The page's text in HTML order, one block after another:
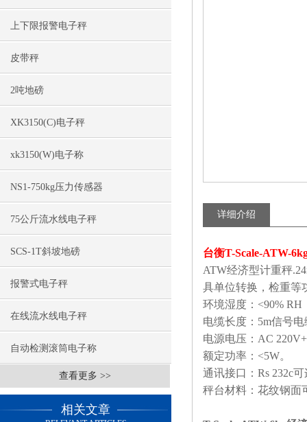
上下限报警电子秤
皮带秤
2吨地磅
XK3150(C)电子秤
xk3150(W)电子称
NS1-750kg压力传感器
75公斤流水线电子秤
SCS-1T斜坡地磅
报警式电子秤
在线流水线电子秤
自动检测滚筒电子称
查看更多 >>
相关文章
详细介绍
台衡T-Scale-ATW-
ATW经济型计重秤.
具单位转换，检重等
环境湿度： <90% RH
电缆长度： 5m信号电
电源电压： AC
额定功率： <5W。
通讯接口： Rs 232c可
秤台材料：花纹钢面